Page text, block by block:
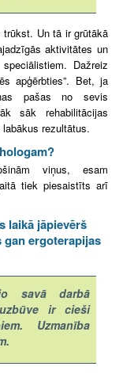
Un tā ir grūtākā
aktivitātes un
Dažreiz
apģērbties”. Bet, ja
pašas no sevis
sāk rehabilitācijas
rezultātus.
viņus, esam
tiek piesaistīts arī
laikā jāpievērš
gan ergoterapijas
savā darbā
ir cieši
Uzmanība